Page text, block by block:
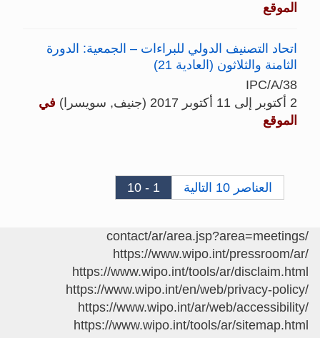
الموقع
اتحاد التصنيف الدولي للبراءات – الجمعية: الدورة
الثامنة والثلاثون (العادية 21)
IPC/A/38
2 أكتوبر إلى 11 أكتوبر 2017 (جنيف, سويسرا)
في
الموقع
1 - 10 العناصر 10 التالية
/contact/ar/area.jsp?area=meetings
https://www.wipo.int/pressroom/ar/
https://www.wipo.int/tools/ar/disclaim.html
https://www.wipo.int/en/web/privacy-policy/
https://www.wipo.int/ar/web/accessibility/
https://www.wipo.int/tools/ar/sitemap.html